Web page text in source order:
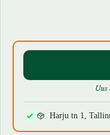
muusika” (1968/1975) ja
Uus
Harju tn 1,